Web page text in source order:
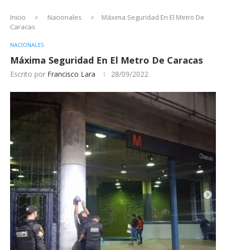
Inicio Nacionales
Máxima Seguridad En El Metro De
Caracas
NACIONALES
Máxima Seguridad En El Metro De Caracas
Escrito por Francisco Lara 28/09/2022